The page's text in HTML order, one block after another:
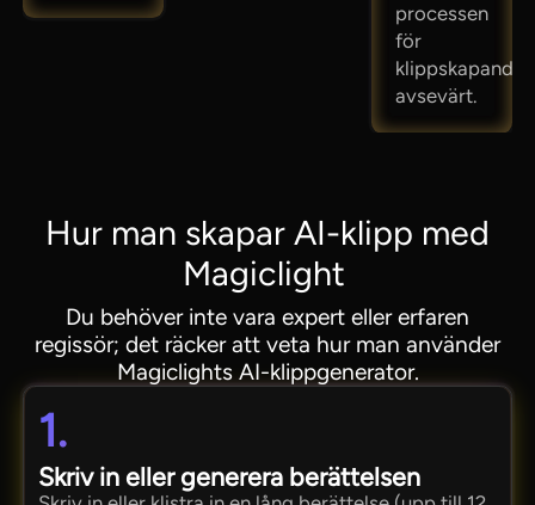
processen
för
klippskapande
avsevärt.
Hur man skapar AI-klipp med
Magiclight
Du behöver inte vara expert eller erfaren
regissör; det räcker att veta hur man använder
Magiclights AI-klippgenerator.
1.
Skriv in eller generera berättelsen